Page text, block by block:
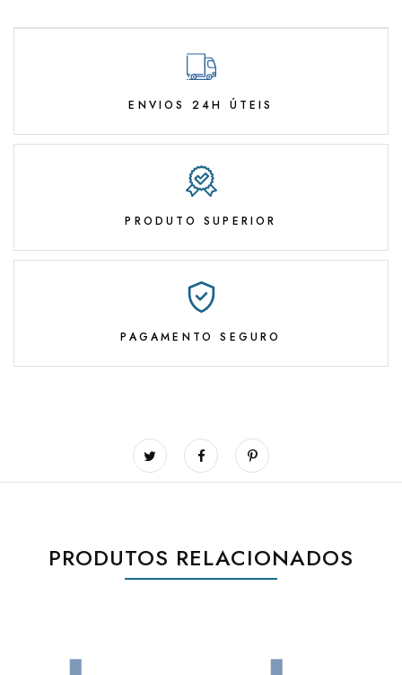
ENVIOS 24H ÚTEIS
PRODUTO SUPERIOR
PAGAMENTO SEGURO
PRODUTOS RELACIONADOS